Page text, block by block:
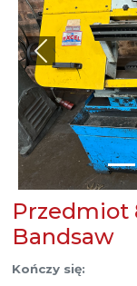
Previous
Przedmiot
Bandsaw
Kończy się: